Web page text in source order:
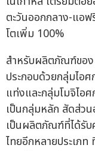
สำหรับผลิตภัณฑ์ขอ
ประกอบด้วยกลุ่มไอ
แท่งและกลุ่มโมจิไอ
เป็นกลุ่มหลัก สัดส่วน
เป็นผลิตภัณฑ์ที่ได้รั
ไทยอีกหลายประเภท